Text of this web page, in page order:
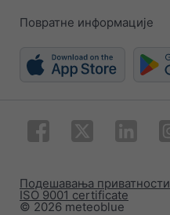
Повратне информације
© 2026 meteoblue
ISO 9001 certificate
Подешавања приватности